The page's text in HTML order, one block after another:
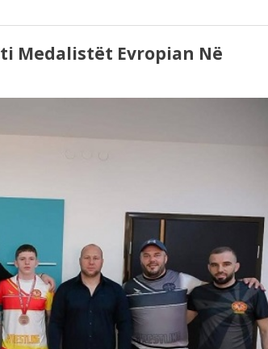
Medalistët Evropian Në